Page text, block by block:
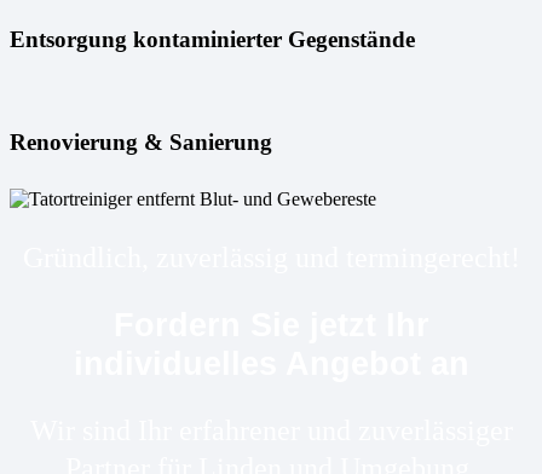
Entsorgung kontaminierter Gegenstände
Renovierung & Sanierung